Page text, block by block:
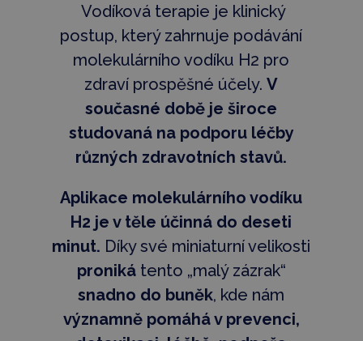
Vodíková terapie je klinický
postup, který zahrnuje podávání
molekulárního vodíku H2 pro
zdraví prospěšné účely.V
současné době je široce
studovaná na podporu léčby
různých zdravotních stavů.
Aplikace molekulárního vodíku
H2 je v těle účinná do deseti
minut. Díky své miniaturní velikosti
pronikátento „malý zázrak“
snadno do buněk, kde nám
významně pomáhá v prevenci,